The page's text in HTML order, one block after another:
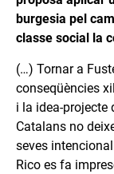
burgesia pel
classe social la
(…) Tornar a
conseqüències
i la idea-projecte
Catalans no
seves
Rico es fa